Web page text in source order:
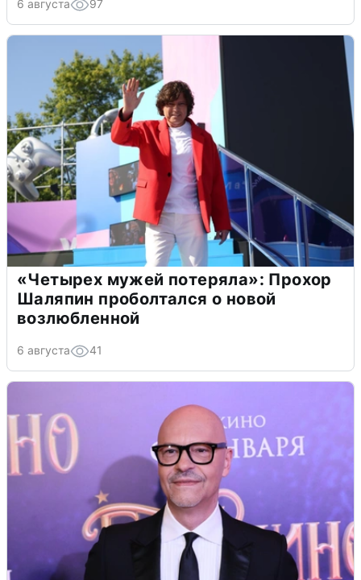
6 августа 97
«Четырех мужей потеряла»: Прохор
Шаляпин проболтался о новой
возлюбленной
6 августа 41